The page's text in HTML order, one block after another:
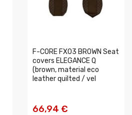
F-CORE FX03 BROWN Seat
covers ELEGANCE Q
(brown, material eco
leather quilted / vel
66,94 €